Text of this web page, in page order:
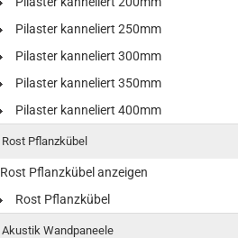
Pilaster kanneliert 250mm
Pilaster kanneliert 300mm
Pilaster kanneliert 350mm
Pilaster kanneliert 400mm
Rost Pflanzkübel
Rost Pflanzkübel anzeigen
Rost Pflanzkübel
Akustik Wandpaneele